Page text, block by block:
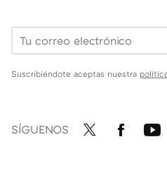
Suscribiéndote aceptas nuestra
SÍGUENOS